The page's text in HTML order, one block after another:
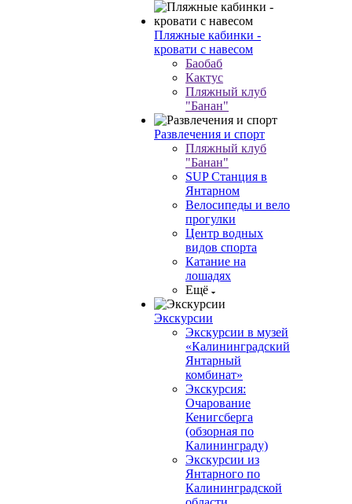
Пляжные кабинки -
кровати с навесом
Баобаб
Кактус
Пляжный клуб
"Банан"
Развлечения и спорт
Пляжный клуб
"Банан"
SUP Станция в
Янтарном
Велосипеды и вело
прогулки
Центр водных
видов спорта
Катание на
лошадях
Ещё
Экскурсии
Экскурсии в музей
«Калининградский
Янтарный
комбинат»
Экскурсия:
Очарование
Кенигсберга
(обзорная по
Калининграду)
Экскурсии из
Янтарного по
Калининградской